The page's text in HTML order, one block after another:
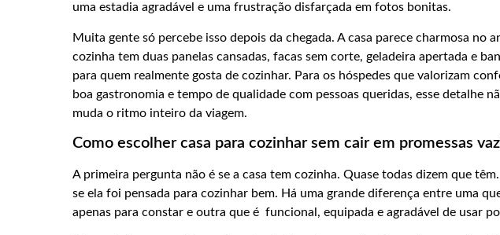
uma estadia agradável e uma frustração disfarçada em fotos bonitas.
Muita gente só percebe isso depois da chegada. A casa parece charmosa no
cozinha tem duas panelas cansadas, facas sem corte, geladeira apertada e
para quem realmente gosta de cozinhar. Para os hóspedes que valorizam
boa gastronomia e tempo de qualidade com pessoas queridas, esse detalhe
muda o ritmo inteiro da viagem.
Como escolher casa para cozinhar sem cair em promessas
A primeira pergunta não é se a casa tem cozinha. Quase todas dizem que
se ela foi pensada para cozinhar bem. Há uma grande diferença entre uma
apenas para constar e outra que é funcional, equipada e agradável de usar